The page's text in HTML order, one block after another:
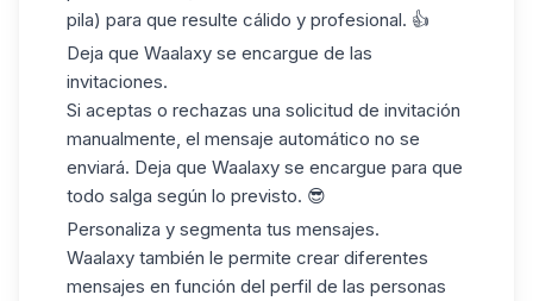
pila) para que resulte cálido y profesional. 👍
Deja que Waalaxy se encargue de las
invitaciones.
Si aceptas o rechazas una solicitud de invitación
manualmente, el mensaje automático no se
enviará. Deja que Waalaxy se encargue para que
todo salga según lo previsto. 😎
Personaliza y segmenta tus mensajes.
Waalaxy también le permite crear diferentes
mensajes en función del perfil de las personas